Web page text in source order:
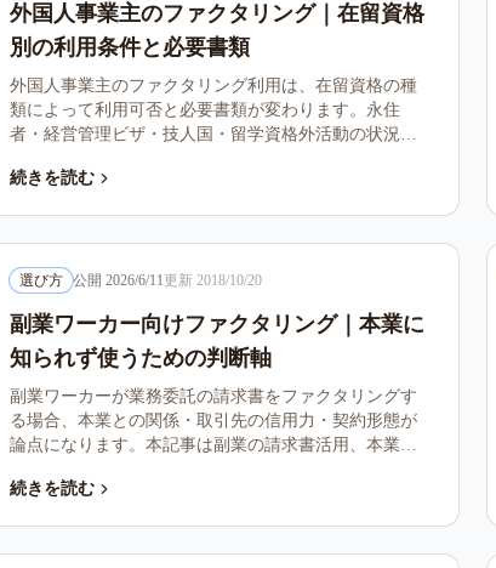
外国人事業主のファクタリング｜在留資格
別の利用条件と必要書類
外国人事業主のファクタリング利用は、在留資格の種
類によって利用可否と必要書類が変わります。永住
者・経営管理ビザ・技人国・留学資格外活動の状況別
戒を整理します。
続きを読む
選び方 公開2026/6/11更新2018/10/20
副業ワーカー向けファクタリング｜本業に
知られず使うための判断軸
副業ワーカーが業務委託の請求書をファクタリングす
る場合、本業との関係・取引先の信用力・契約形態が
論点になります。本記事は副業の請求書活用、本業バ
分け方を整理します。
続きを読む